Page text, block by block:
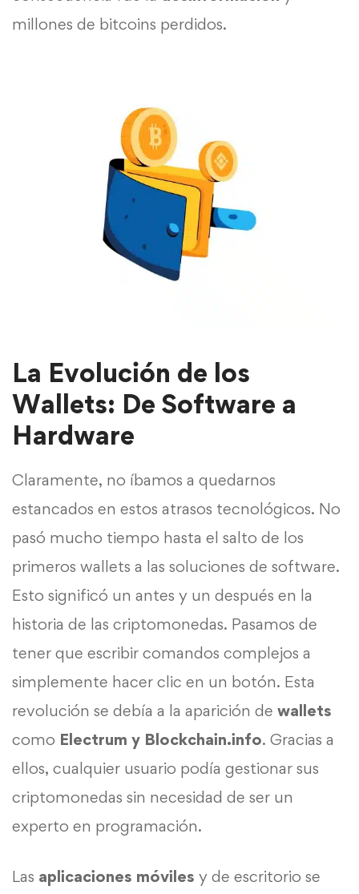
millones de bitcoins perdidos.
La Evolución de los
Wallets: De Software a
Hardware
Claramente, no íbamos a quedarnos
estancados en estos atrasos tecnológicos. No
pasó mucho tiempo hasta el salto de los
primeros wallets a las soluciones de software.
Esto significó un antes y un después en la
historia de las criptomonedas. Pasamos de
tener que escribir comandos complejos a
simplemente hacer clic en un botón. Esta
revolución se debía a la aparición de wallets
como Electrum y Blockchain.info. Gracias a
ellos, cualquier usuario podía gestionar sus
criptomonedas sin necesidad de ser un
experto en programación.
Las aplicaciones móviles y de escritorio se